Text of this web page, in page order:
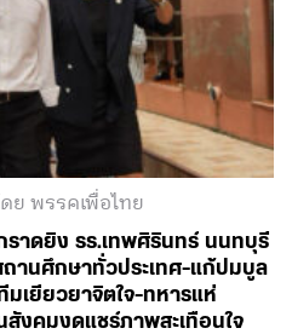
ย พรรคเพื่อไทย
ราดยิง รร.เทพศิรินทร์ นนทบุรี
านศึกษาทั่วประเทศ-แก้ปมบูล
มเยียวยาจิตใจ-ทหารแห่
งคมงดแชร์ภาพสะเทือนใจ